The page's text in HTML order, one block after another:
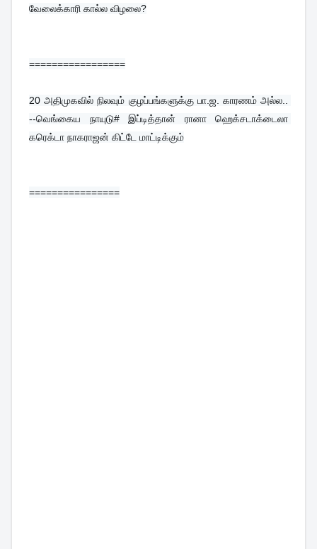
வேலைக்காரி கால்ல விழலை?
=================
20 அதிமுகவில் நிலவும் குழப்பங்களுக்கு பா.ஜ. காரணம் அல்ல..
--வெங்கைய நாயுடு# இப்டித்தான் ரானா ஹெக்சடாக்டைலா
கரெக்டா நாகராஜன் கிட்டே மாட்டிக்கும்
================